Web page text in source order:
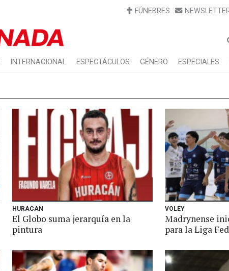
FÚNEBRES
INTERNACIONAL ESPECTÁCULOS GÉNERO ESPECIALES
HURACAN
El Globo suma jerarquía en la
pintura
VOLEY
Madrynense
para la Liga